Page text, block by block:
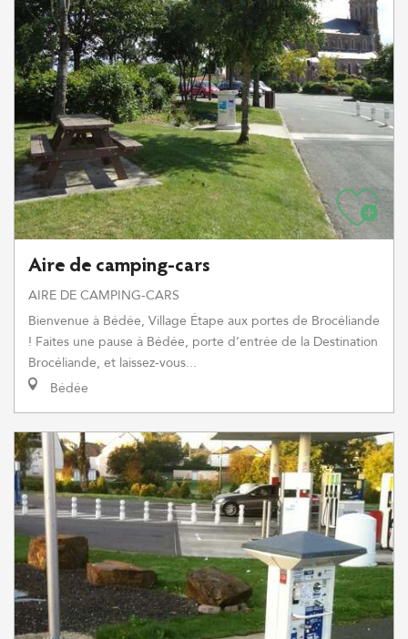
Aire de camping-cars
AIRE DE CAMPING-CARS
Bienvenue à Bédée, Village Étape aux portes de Brocéliande
! Faites une pause à Bédée, porte d’entrée de la Destination
Brocéliande, et laissez-vous...
Bédée